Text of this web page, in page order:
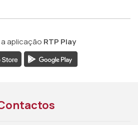
aplicação RTP Play